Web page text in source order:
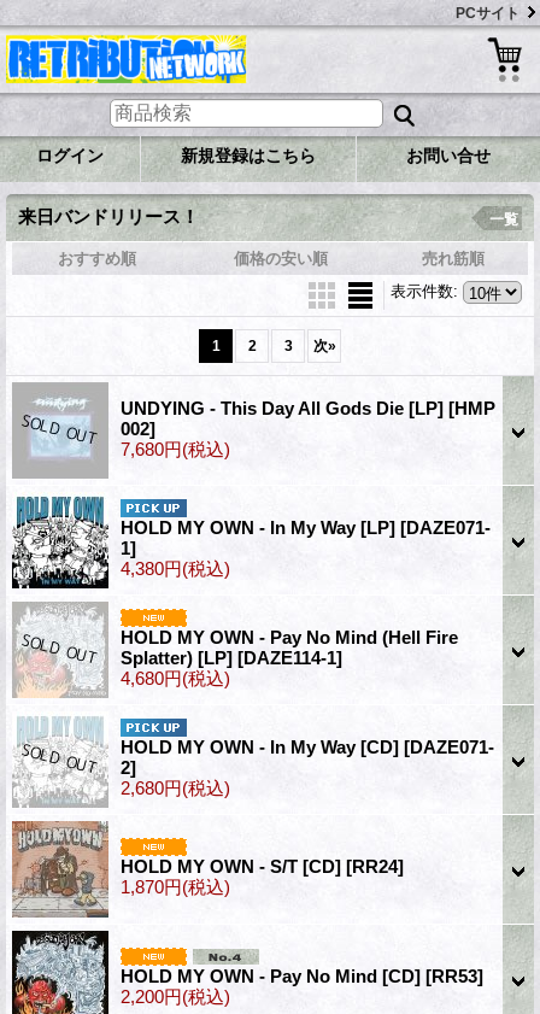
PCサイト
ログイン 新規登録はこちら お問い合せ
来日バンドリリース！ 一覧
おすすめ順 価格の安い順
売れ筋順
表示件数:
1 2 3 次»
UNDYING - This Day All Gods Die [LP] [HMP
002]
7,680円(税込)
HOLD MY OWN - In My Way [LP] [DAZE071-
1]
4,380円(税込)
HOLD MY OWN - Pay No Mind (Hell Fire
Splatter) [LP] [DAZE114-1]
4,680円(税込)
HOLD MY OWN - In My Way [CD] [DAZE071-
2]
2,680円(税込)
HOLD MY OWN - S/T [CD] [RR24]
1,870円(税込)
HOLD MY OWN - Pay No Mind [CD] [RR53]
2,200円(税込)